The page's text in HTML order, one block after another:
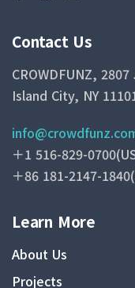
Contact Us
CROWDFUNZ,
Island City, NY
＋1 516-829-
＋86 181-2147-
Learn More
About Us
Projects